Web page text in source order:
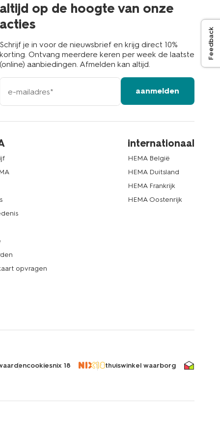
Feedback
altijd op de hoogte van onze
acties
Schrijf je in voor de nieuwsbrief en krijg direct 10%
korting. Ontvang meerdere keren per week de laatste
(online) aanbiedingen. Afmelden kan altijd.
e-
mailadres
aanmelden
opvragen
internationaal
HEMA België
HEMA Duitsland
HEMA Frankrijk
HEMA Oostenrijk
cookiesnix 18 thuiswinkel waarborg